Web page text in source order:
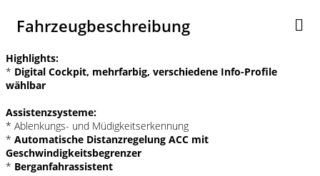
Fahrzeugbeschreibung
Highlights:
* Digital Cockpit, mehrfarbig, verschiedene Info-Profile
wählbar
Assistenzsysteme:
* Ablenkungs- und Müdigkeitserkennung
* Automatische Distanzregelung ACC mit
Geschwindigkeitsbegrenzer
* Berganfahrassistent